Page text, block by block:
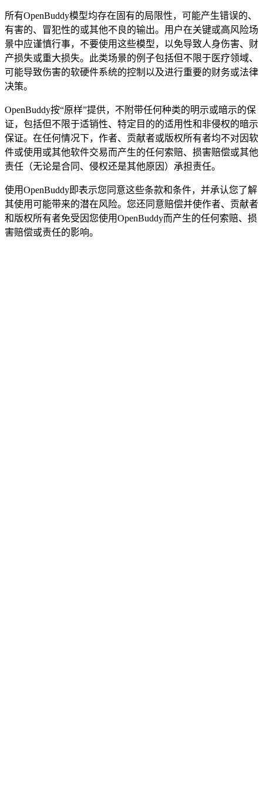
所有OpenBuddy模型均存在固有的局限性，可能产生错误的、
有害的、冒犯性的或其他不良的输出。用户在关键或高风险场
景中应谨慎行事，不要使用这些模型，以免导致人身伤害、财
产损失或重大损失。此类场景的例子包括但不限于医疗领域、
可能导致伤害的软硬件系统的控制以及进行重要的财务或法律
决策。
OpenBuddy按“原样”提供，不附带任何种类的明示或暗示的保
证，包括但不限于适销性、特定目的的适用性和非侵权的暗示
保证。在任何情况下，作者、贡献者或版权所有者均不对因软
件或使用或其他软件交易而产生的任何索赔、损害赔偿或其他
责任（无论是合同、侵权还是其他原因）承担责任。
使用OpenBuddy即表示您同意这些条款和条件，并承认您了解
其使用可能带来的潜在风险。您还同意赔偿并使作者、贡献者
和版权所有者免受因您使用OpenBuddy而产生的任何索赔、损
害赔偿或责任的影响。